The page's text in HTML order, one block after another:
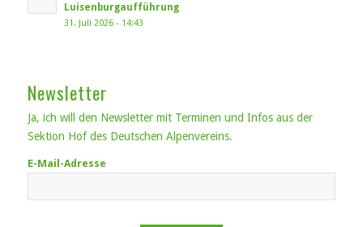
Luisenburgaufführung
31. Juli 2026 - 14:43
Newsletter
Ja, ich will den Newsletter mit Terminen und Infos aus der
Sektion Hof des Deutschen Alpenvereins.
E-Mail-Adresse